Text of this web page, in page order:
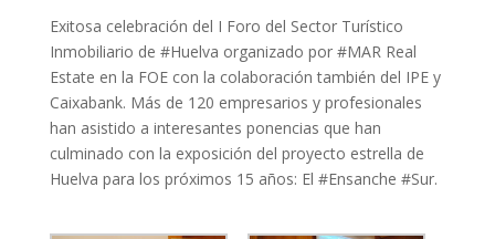
Exitosa celebración del I Foro del Sector Turístico
Inmobiliario de ‪#‎Huelva‬ organizado por ‪#‎MAR‬ Real
Estate en la FOE con la colaboración también del IPE y
Caixabank. Más de 120 empresarios y profesionales
han asistido a interesantes ponencias que han
culminado con la exposición del proyecto estrella de
Huelva para los próximos 15 años: El ‪#‎Ensanche‬ ‪#‎Sur‬.